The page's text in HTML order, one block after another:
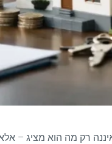
רק מה הוא מציג –